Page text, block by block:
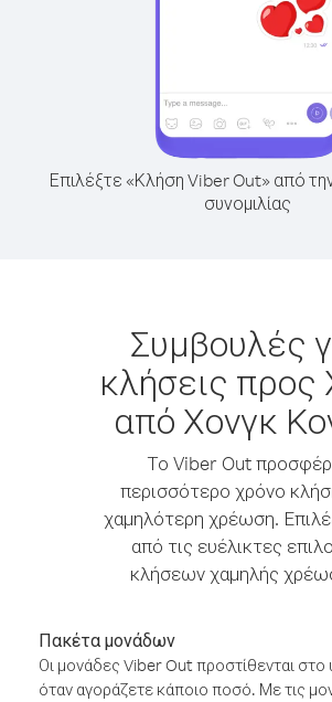
Επιλέξτε «Κλήση Viber Out» από
συνομιλίας
Συμβουλές
κλήσεις προς
από Χονγκ
Το Viber Out
περισσότερο χρόνο
χαμηλότερη χρέωση.
από τις ευέλικτες
κλήσεων χαμηλής
Πακέτα μονάδων
Οι μονάδες Viber Out προστίθενται
όταν αγοράζετε κάποιο ποσό. Με τις